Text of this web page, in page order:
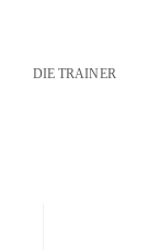
DIE TRAINER